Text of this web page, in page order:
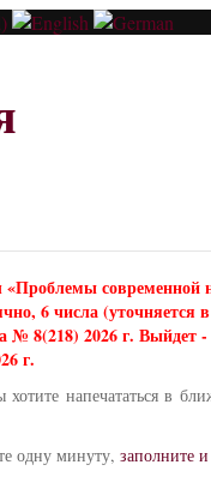
современной
6 числа
№ 8(218) 2026 г. Выйдет
г.
напечататься в
одну минуту, заполните